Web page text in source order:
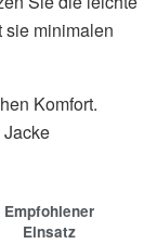
sie minimalen
Komfort.
Empfohlener
Einsatz